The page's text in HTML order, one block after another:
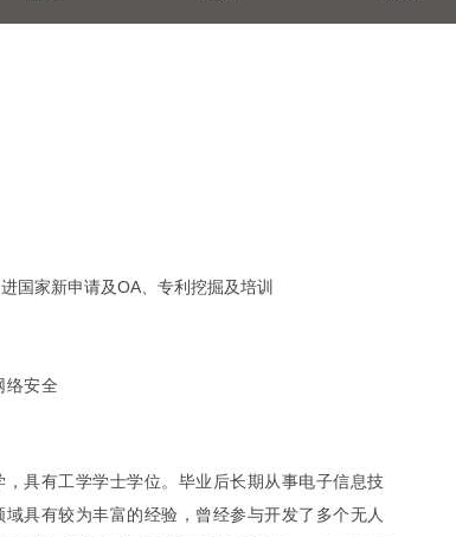
国家新申请及OA、专利挖掘及培训
络安全
具有工学学士学位。毕业后长期从事电子信息技
具有较为丰富的经验，曾经参与开发了多个无人